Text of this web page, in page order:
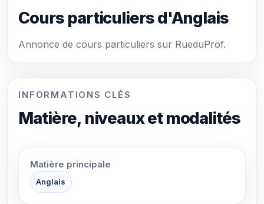
Cours particuliers d'Anglais
Annonce de cours particuliers sur RueduProf.
INFORMATIONS CLÉS
Matière, niveaux et modalités
Matière principale
Anglais